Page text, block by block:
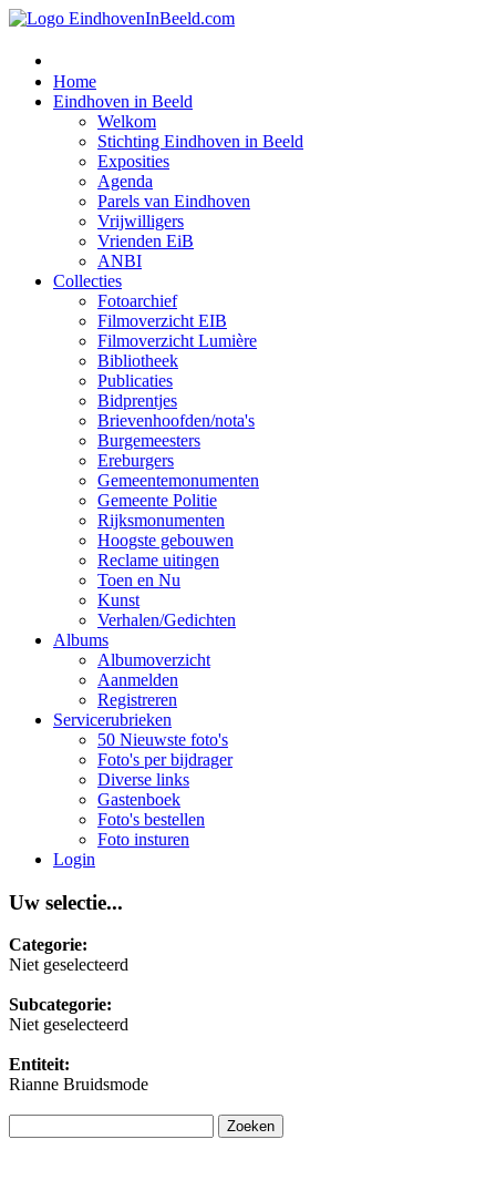
Home
Eindhoven in Beeld
Welkom
Stichting Eindhoven in Beeld
Exposities
Agenda
Parels van Eindhoven
Vrijwilligers
Vrienden EiB
ANBI
Collecties
Fotoarchief
Filmoverzicht EIB
Filmoverzicht Lumière
Bibliotheek
Publicaties
Bidprentjes
Brievenhoofden/nota's
Burgemeesters
Ereburgers
Gemeentemonumenten
Gemeente Politie
Rijksmonumenten
Hoogste gebouwen
Reclame uitingen
Toen en Nu
Kunst
Verhalen/Gedichten
Albums
Albumoverzicht
Aanmelden
Registreren
Servicerubrieken
50 Nieuwste foto's
Foto's per bijdrager
Diverse links
Gastenboek
Foto's bestellen
Foto insturen
Login
Uw selectie...
Categorie:
Niet geselecteerd
Subcategorie:
Niet geselecteerd
Entiteit:
Rianne Bruidsmode